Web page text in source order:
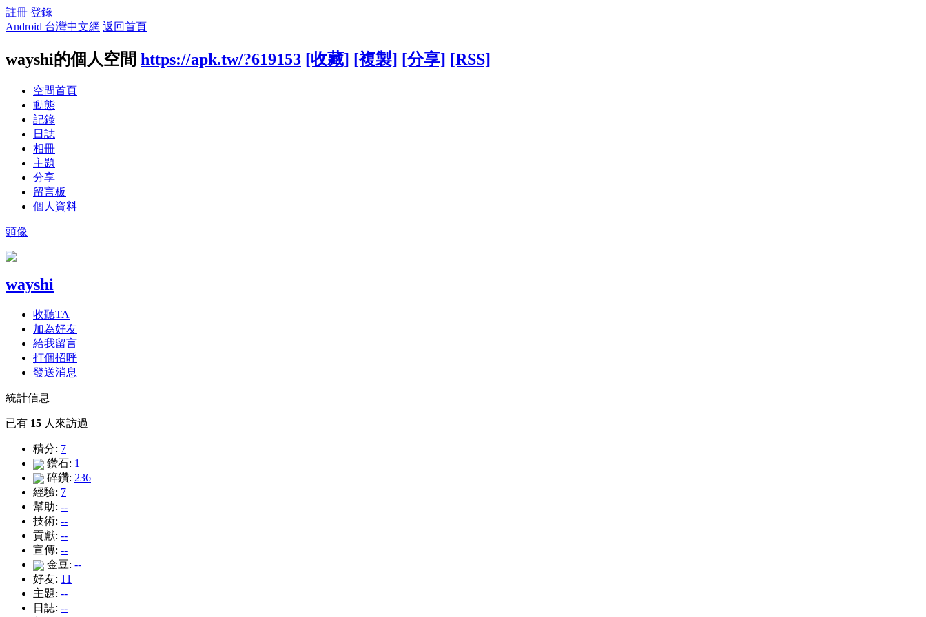
註冊 登錄
Android 台灣中文網 返回首頁
wayshi的個人空間 https://apk.tw/?619153 [收藏] [複製] [分享] [RSS]
空間首頁
動態
記錄
日誌
相冊
主題
分享
留言板
個人資料
頭像
wayshi
收聽TA
加為好友
給我留言
打個招呼
發送消息
統計信息
已有 15 人來訪過
積分: 7
鑽石: 1
碎鑽: 236
經驗: 7
幫助: --
技術: --
貢獻: --
宣傳: --
金豆: --
好友: 11
主題: --
日誌: --